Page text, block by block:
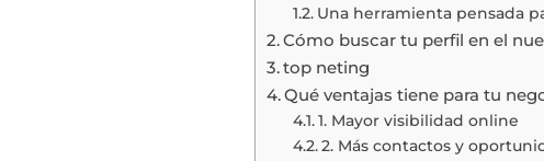
Una herramienta pensada
Cómo buscar tu perfil en el
top neting
Qué ventajas tiene para tu
1. Mayor visibilidad online
2. Más contactos y